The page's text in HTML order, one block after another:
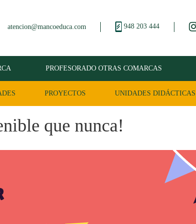
atencion@mancoeduca.com 948 203 444
PROFESORADO OTRAS COMARCAS
PROYECTOS UNIDADES DIDÁCTICAS
que nunca!